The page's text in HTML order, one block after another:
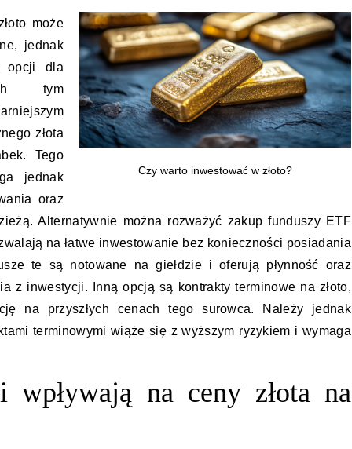
Czy warto inwestować w złoto?
może
jednak
opcji dla
tym
złota
Tego
jednak
oraz
Alternatywnie można rozważyć zakup funduszy ETF
na łatwe inwestowanie bez konieczności posiadania
te są notowane na giełdzie i oferują płynność oraz
z inwestycji. Inną opcją są kontrakty terminowe na złoto,
na przyszłych cenach tego surowca. Należy jednak
terminowymi wiąże się z wyższym ryzykiem i wymaga
wpływają na ceny złota na